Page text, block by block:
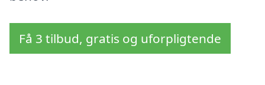
Få 3 tilbud, gratis og uforpligtende